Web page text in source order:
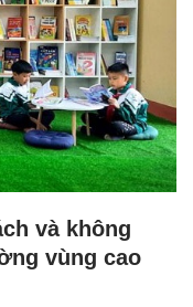
và không
vùng cao